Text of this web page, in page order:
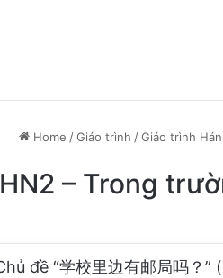
Home /Giáo trình /Giáo trình
– Trong
đề “学校里边有邮局吗